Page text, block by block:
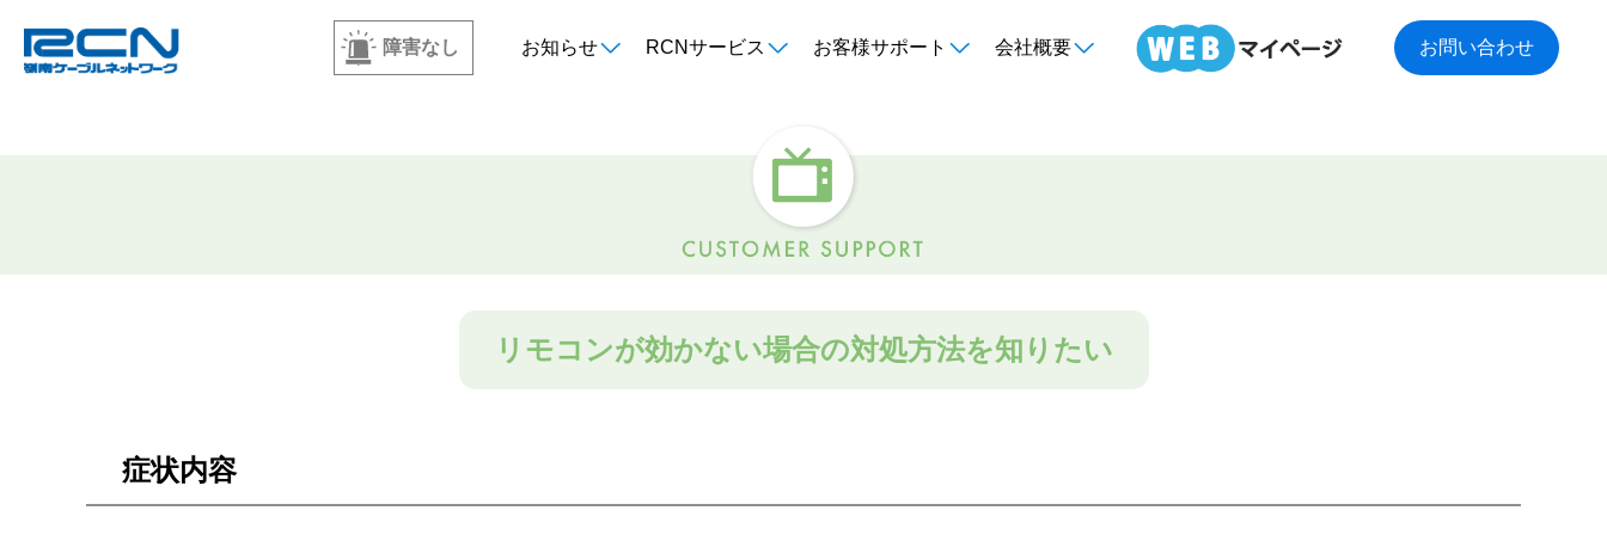
障害なし お知らせ RCNサービス お客様サポート 会社概要 お問い合わせ
リモコンが効かない場合の対処方法を知りたい
症状内容